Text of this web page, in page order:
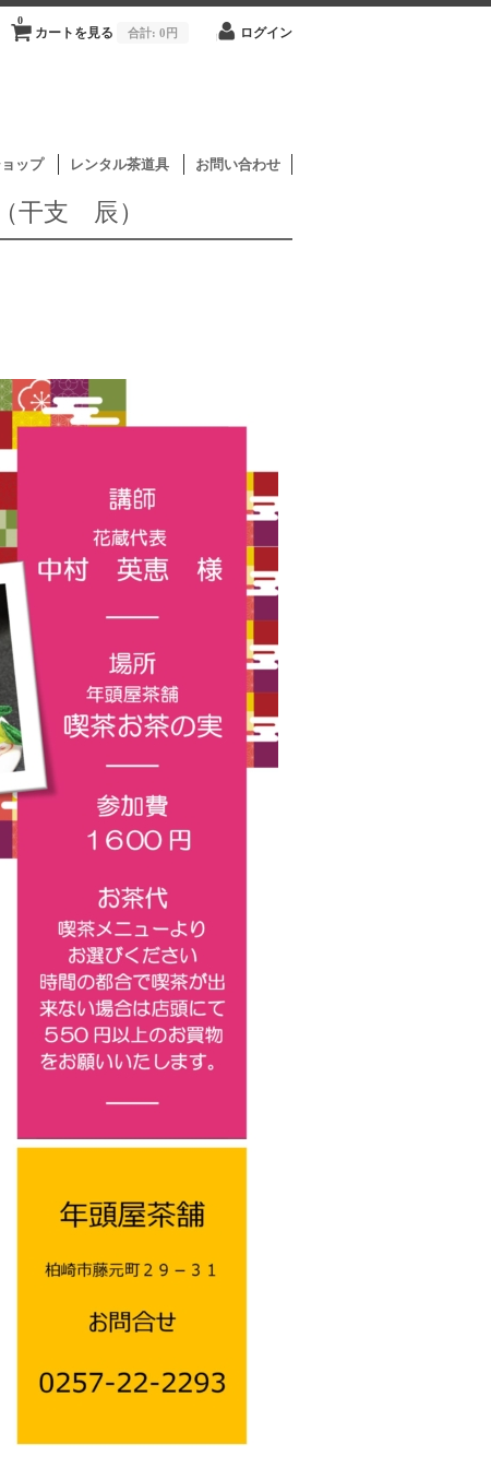
カートを見る
0
合計: 0円 ログイン
ップ レンタル茶道具 お問い合わせ
干支 辰）